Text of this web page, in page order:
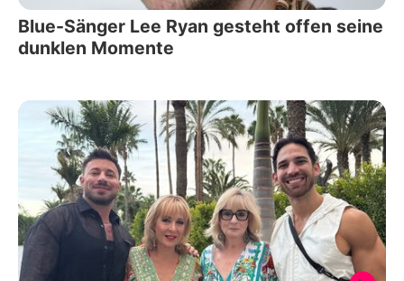
Blue-Sänger Lee Ryan gesteht offen seine
dunklen Momente